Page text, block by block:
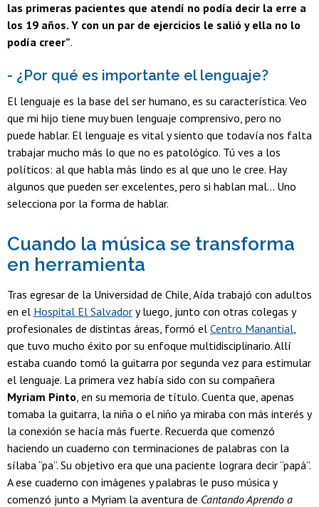
las primeras pacientes que atendí no podía decir la erre a
los 19 años. Y con un par de ejercicios le salió y ella no lo
podía creer”.
- ¿Por qué es importante el lenguaje?
El lenguaje es la base del ser humano, es su característica. Veo
que mi hijo tiene muy buen lenguaje comprensivo, pero no
puede hablar. El lenguaje es vital y siento que todavía nos falta
trabajar mucho más lo que no es patológico. Tú ves a los
políticos: al que habla más lindo es al que uno le cree. Hay
algunos que pueden ser excelentes, pero si hablan mal... Uno
selecciona por la forma de hablar.
Cuando la música se transforma
en herramienta
Tras egresar de la Universidad de Chile, Aída trabajó con adultos
en el Hospital El Salvador y luego, junto con otras colegas y
profesionales de distintas áreas, formó el Centro Manantial
que tuvo mucho éxito por su enfoque multidisciplinario. Allí
estaba cuando tomó la guitarra por segunda vez para estimular
el lenguaje. La primera vez había sido con su compañera
Myriam Pinto , en su memoria de título. Cuenta que, apenas
tomaba la guitarra, la niña o el niño ya miraba con más interés y
la conexión se hacía más fuerte. Recuerda que comenzó
haciendo un cuaderno con terminaciones de palabras con la
sílaba “pa”. Su objetivo era que una paciente lograra decir “papá”.
A ese cuaderno con imágenes y palabras le puso música y
comenzó junto a Myriam la aventura de Cantando Aprendo a